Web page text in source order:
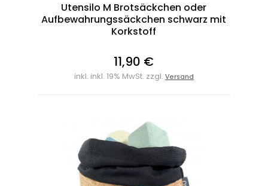
Utensilo M Brotsäckchen oder
Aufbewahrungssäckchen schwarz mit
Korkstoff
11,90 €
inkl. inkl. 19% MwSt. zzgl. Versand